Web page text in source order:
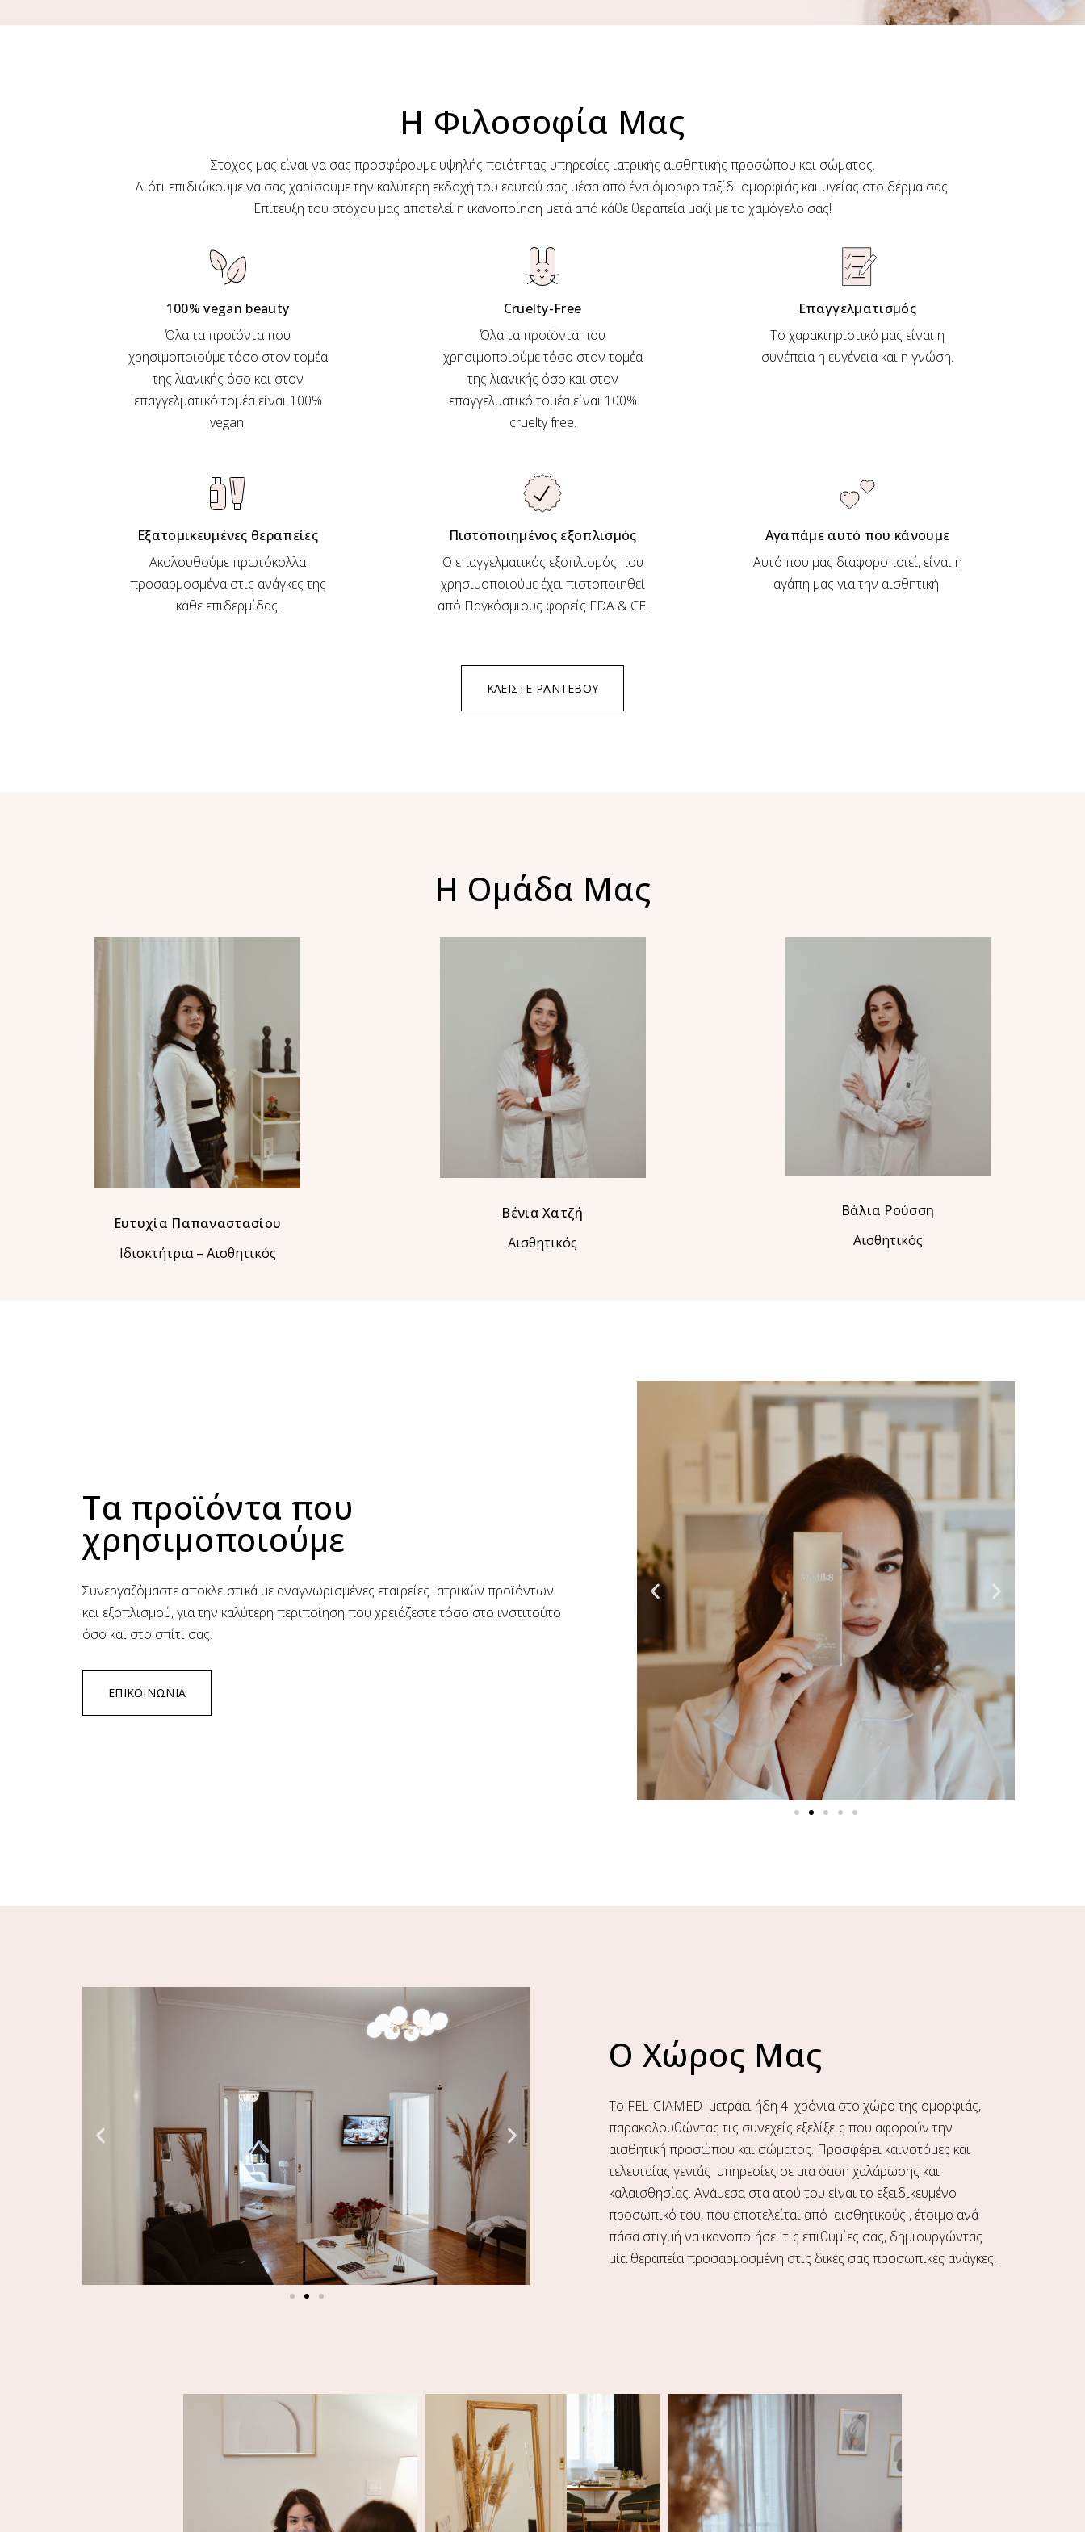
Η Φιλοσοφία Μας
Στόχος μας είναι να σας προσφέρουμε υψηλής ποιότητας υπηρεσίες ιατρικής αισθητικής προσώπου και σώματος.
Διότι επιδιώκουμε να σας χαρίσουμε την καλύτερη εκδοχή του εαυτού σας μέσα από ένα όμορφο ταξίδι ομορφιάς και υγείας στο δέρμα σας!
Επίτευξη του στόχου μας αποτελεί η ικανοποίηση μετά από κάθε θεραπεία μαζί με το χαμόγελο σας!
100% vegan beauty
Όλα τα προϊόντα που
χρησιμοποιούμε τόσο στον τομέα
της λιανικής όσο και στον
επαγγελματικό τομέα είναι 100%
vegan.
Cruelty-Free
Όλα τα προϊόντα που
χρησιμοποιούμε τόσο στον τομέα
της λιανικής όσο και στον
επαγγελματικό τομέα είναι 100%
cruelty free.
Επαγγελματισμός
Το χαρακτηριστικό μας είναι η
συνέπεια η ευγένεια και η γνώση.
Εξατομικευμένες θεραπείες
Ακολουθούμε πρωτόκολλα
προσαρμοσμένα στις ανάγκες της
κάθε επιδερμίδας.
Πιστοποιημένος εξοπλισμός
Ο επαγγελματικός εξοπλισμός που
χρησιμοποιούμε έχει πιστοποιηθεί
από Παγκόσμιους φορείς FDA & CE.
Αγαπάμε αυτό που κάνουμε
Αυτό που μας διαφοροποιεί, είναι η
αγάπη μας για την αισθητική.
ΚΛΕΙΣΤΕ ΡΑΝΤΕΒΟΥ
Η Ομάδα Μας
Ευτυχία Παπαναστασίου
Ιδιοκτήτρια – Αισθητικός
Βένια Χατζή
Αισθητικός
Βάλια Ρούσση
Αισθητικός
Τα προϊόντα που
χρησιμοποιούμε
Συνεργαζόμαστε αποκλειστικά με αναγνωρισμένες εταιρείες ιατρικών προϊόντων
και εξοπλισμού, για την καλύτερη περιποίηση που χρειάζεστε τόσο στο ινστιτούτο
όσο και στο σπίτι σας.
ΕΠΙΚΟΙΝΩΝΙΑ
Ο Χώρος Μας
Το FELICIAMED μετράει ήδη 4 χρόνια στο χώρο της ομορφιάς,
παρακολουθώντας τις συνεχείς εξελίξεις που αφορούν την
αισθητική προσώπου και σώματος. Προσφέρει καινοτόμες και
τελευταίας γενιάς υπηρεσίες σε μια όαση χαλάρωσης και
καλαισθησίας. Ανάμεσα στα ατού του είναι το εξειδικευμένο
προσωπικό του, που αποτελείται από αισθητικούς , έτοιμο ανά
πάσα στιγμή να ικανοποιήσει τις επιθυμίες σας, δημιουργώντας
μία θεραπεία προσαρμοσμένη στις δικές σας προσωπικές ανάγκες.